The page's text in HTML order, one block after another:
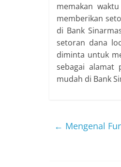
memakan
memberikan
di Bank
setoran dana
diminta untuk
sebagai alamat
mudah di Bank
← Mengenal